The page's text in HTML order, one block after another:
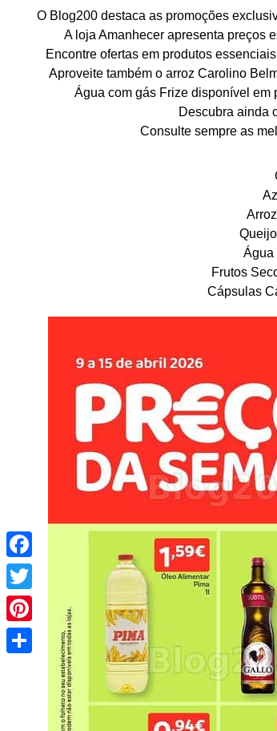
O Blog200 destaca as promoções
A loja Amanhecer apresenta preços
Encontre ofertas em produtos
Aproveite também o arroz Carolino
Água com gás Frize disponível em
Descubra ainda
Consulte sempre as
Água
Frutos
Cápsulas